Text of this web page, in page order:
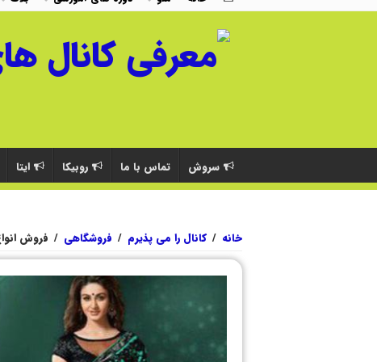
سروش تماس با ما روبیکا ایتا
خانه / کانال را می پذیرم / فروشگاهی / فروش